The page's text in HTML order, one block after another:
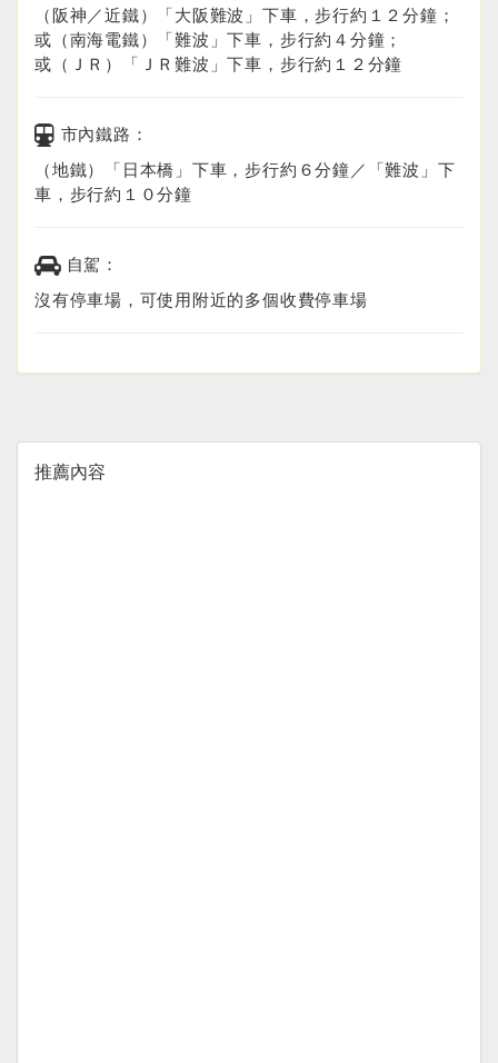
（阪神／近鐵）「大阪難波」下車，步行約１２分鐘；
或（南海電鐵）「難波」下車，步行約４分鐘；
或（ＪＲ）「ＪＲ難波」下車，步行約１２分鐘
市內鐵路：
（地鐵）「日本橋」下車，步行約６分鐘／「難波」下
車，步行約１０分鐘
自駕：
沒有停車場，可使用附近的多個收費停車場
推薦內容